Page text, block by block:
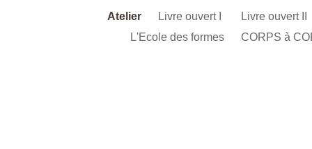
Atelier Livre ouvert I
Livre ouvert II
L'Ecole des formes
CORPS à